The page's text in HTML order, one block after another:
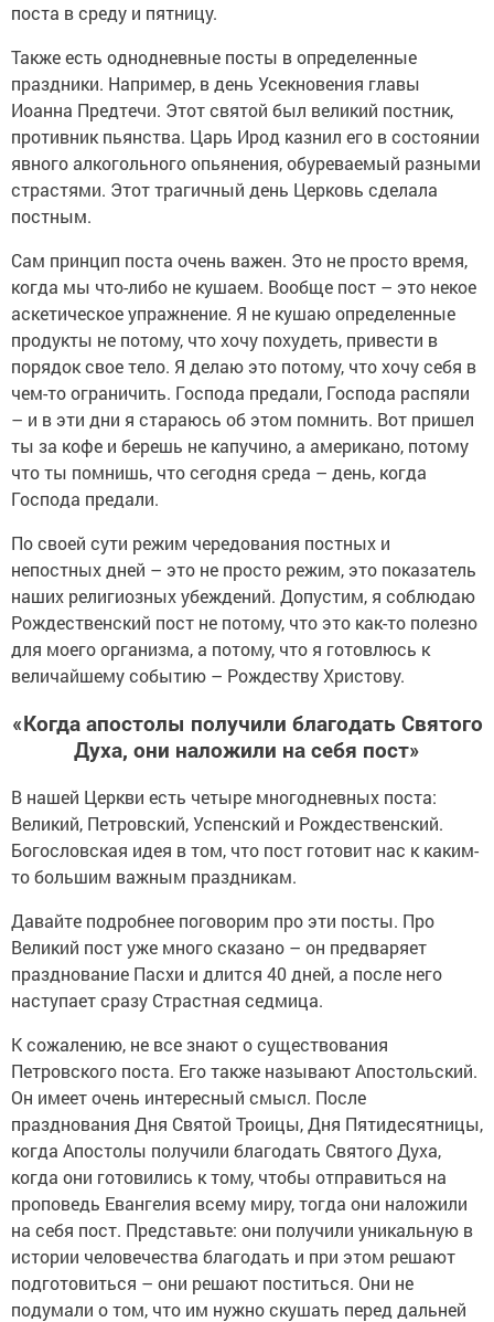
поста в среду и пятницу.
Также есть однодневные посты в определенные
праздники. Например, в день Усекновения главы
Иоанна Предтечи. Этот святой был великий постник,
противник пьянства. Царь Ирод казнил его в состоянии
явного алкогольного опьянения, обуреваемый разными
страстями. Этот трагичный день Церковь сделала
постным.
Сам принцип поста очень важен. Это не просто время,
когда мы что-либо не кушаем. Вообще пост – это некое
аскетическое упражнение. Я не кушаю определенные
продукты не потому, что хочу похудеть, привести в
порядок свое тело. Я делаю это потому, что хочу себя в
чем-то ограничить. Господа предали, Господа распяли
– и в эти дни я стараюсь об этом помнить. Вот пришел
ты за кофе и берешь не капучино, а американо, потому
что ты помнишь, что сегодня среда – день, когда
Господа предали.
По своей сути режим чередования постных и
непостных дней – это не просто режим, это показатель
наших религиозных убеждений. Допустим, я соблюдаю
Рождественский пост не потому, что это как-то полезно
для моего организма, а потому, что я готовлюсь к
величайшему событию – Рождеству Христову.
«Когда апостолы получили благодать Святого
Духа, они наложили на себя пост»
В нашей Церкви есть четыре многодневных поста:
Великий, Петровский, Успенский и Рождественский.
Богословская идея в том, что пост готовит нас к каким-
то большим важным праздникам.
Давайте подробнее поговорим про эти посты. Про
Великий пост уже много сказано – он предваряет
празднование Пасхи и длится 40 дней, а после него
наступает сразу Страстная седмица.
К сожалению, не все знают о существования
Петровского поста. Его также называют Апостольский.
Он имеет очень интересный смысл. После
празднования Дня Святой Троицы, Дня Пятидесятницы,
когда Апостолы получили благодать Святого Духа,
когда они готовились к тому, чтобы отправиться на
проповедь Евангелия всему миру, тогда они наложили
на себя пост. Представьте: они получили уникальную в
истории человечества благодать и при этом решают
подготовиться – они решают поститься. Они не
подумали о том, что им нужно скушать перед дальней